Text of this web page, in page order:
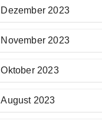
Dezember 2023
November 2023
Oktober 2023
August 2023